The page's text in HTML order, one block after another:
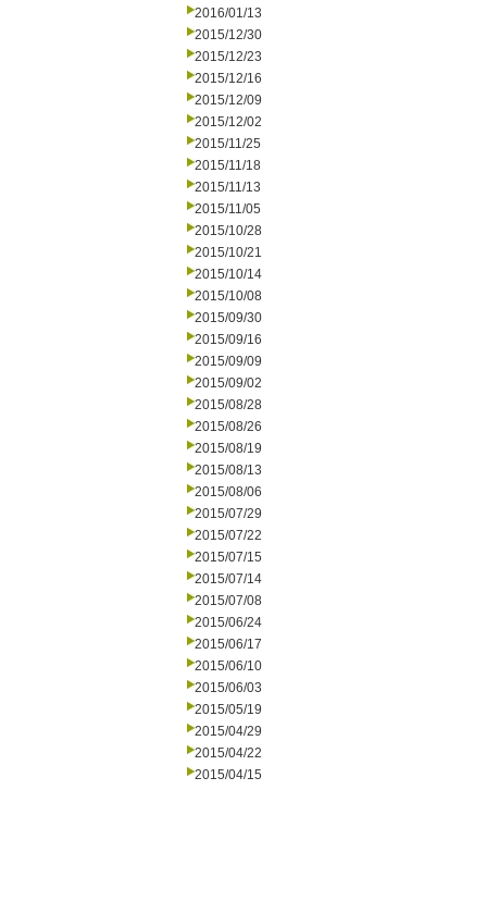
2016/01/13
2015/12/30
2015/12/23
2015/12/16
2015/12/09
2015/12/02
2015/11/25
2015/11/18
2015/11/13
2015/11/05
2015/10/28
2015/10/21
2015/10/14
2015/10/08
2015/09/30
2015/09/16
2015/09/09
2015/09/02
2015/08/28
2015/08/26
2015/08/19
2015/08/13
2015/08/06
2015/07/29
2015/07/22
2015/07/15
2015/07/14
2015/07/08
2015/06/24
2015/06/17
2015/06/10
2015/06/03
2015/05/19
2015/04/29
2015/04/22
2015/04/15